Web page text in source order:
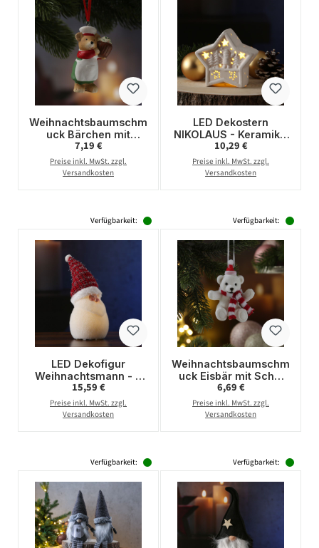
Weihnachtsbaumschm
uck Bärchen mit
Törtchen -
Christbaumschmuck -
Polyresin - H: 8cm
Regulärer Preis:
7,19 €
Preise inkl. MwSt. zzgl.
Versandkosten
LED Dekostern
NIKOLAUS - Keramik -
weihnachtliches Motiv
- warmweiße LED -
10,5cm - Batterie -
Regulärer Preis:
10,29 €
Preise inkl. MwSt. zzgl.
Versandkosten
Verfügbarkeit:
LED Dekofigur
Weihnachtsmann - 4
warmweiße LED - H:
24cm - Batterie - rot,
weiß
Regulärer Preis:
15,59 €
Preise inkl. MwSt. zzgl.
Versandkosten
Verfügbarkeit:
Weihnachtsbaumschm
uck Eisbär mit Schal
und Mütze -
Christbaumschmuck -
Kunststoff - H: 11cm
Regulärer Preis:
6,69 €
Preise inkl. MwSt. zzgl.
Versandkosten
Verfügbarkeit: Verfügbarkeit: